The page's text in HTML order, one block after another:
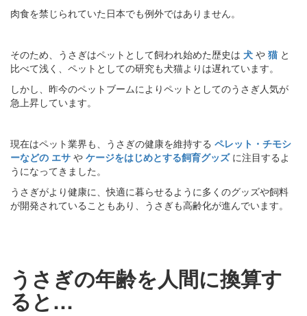
肉食を禁じられていた日本でも例外ではありません。
そのため、うさぎはペットとして飼われ始めた歴史は 犬 や 猫 と
比べて浅く、ペットとしての研究も犬猫よりは遅れています。
しかし、昨今のペットブームによりペットとしてのうさぎ人気が
急上昇しています。
現在はペット業界も、うさぎの健康を維持する ペレット・チモシ
ーなどの エサ や ケージをはじめとする飼育グッズ に注目するよ
うになってきました。
うさぎがより健康に、快適に暮らせるように多くのグッズや飼料
が開発されていることもあり、うさぎも高齢化が進んでいます。
うさぎの年齢を人間に換算す
ると…